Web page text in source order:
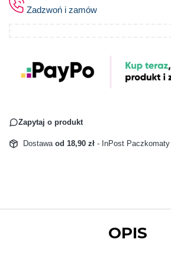
Zadzwoń i zamów
Zapytaj o produkt
Dostawa od 18,90 zł - InPost Paczkomaty
OPIS